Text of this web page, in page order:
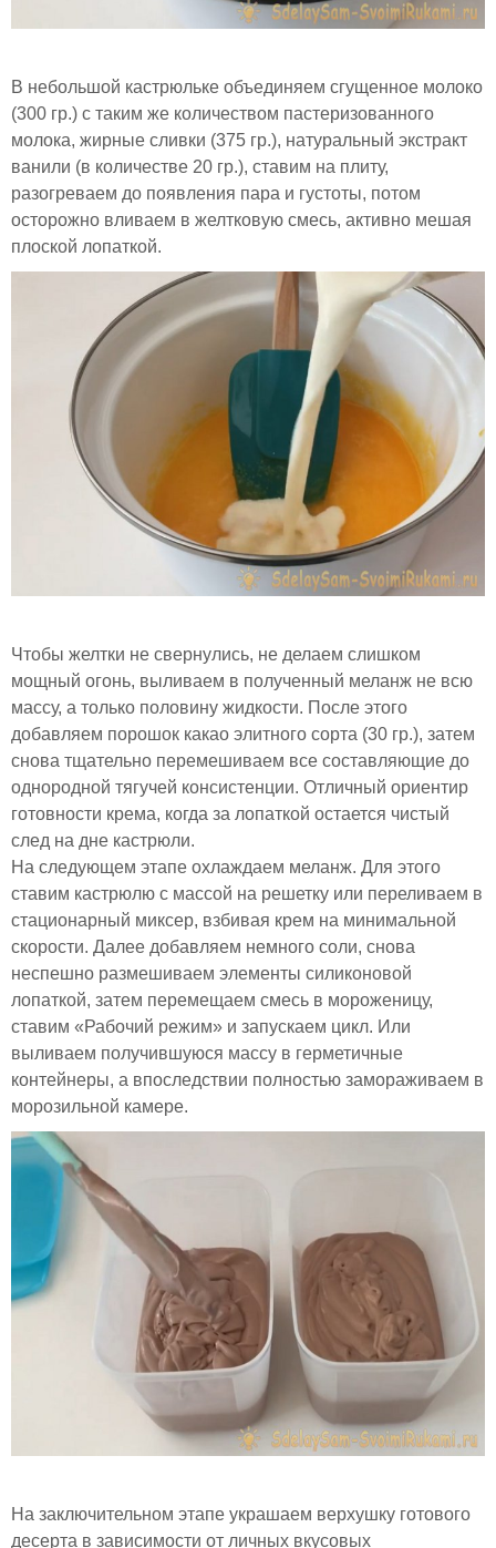
В небольшой кастрюльке объединяем сгущенное молоко
(300 гр.) с таким же количеством пастеризованного
молока, жирные сливки (375 гр.), натуральный экстракт
ванили (в количестве 20 гр.), ставим на плиту,
разогреваем до появления пара и густоты, потом
осторожно вливаем в желтковую смесь, активно мешая
плоской лопаткой.
Чтобы желтки не свернулись, не делаем слишком
мощный огонь, выливаем в полученный меланж не всю
массу, а только половину жидкости. После этого
добавляем порошок какао элитного сорта (30 гр.), затем
снова тщательно перемешиваем все составляющие до
однородной тягучей консистенции. Отличный ориентир
готовности крема, когда за лопаткой остается чистый
след на дне кастрюли.
На следующем этапе охлаждаем меланж. Для этого
ставим кастрюлю с массой на решетку или переливаем в
стационарный миксер, взбивая крем на минимальной
скорости. Далее добавляем немного соли, снова
неспешно размешиваем элементы силиконовой
лопаткой, затем перемещаем смесь в мороженицу,
ставим «Рабочий режим» и запускаем цикл. Или
выливаем получившуюся массу в герметичные
контейнеры, а впоследствии полностью замораживаем в
морозильной камере.
На заключительном этапе украшаем верхушку готового
десерта в зависимости от личных вкусовых